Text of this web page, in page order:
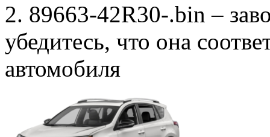
2. 89663-42R30-.bin –
убедитесь, что она
автомобиля